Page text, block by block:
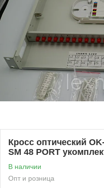
Кросс оптический
SM 48 PORT
В наличии
Опт и розница